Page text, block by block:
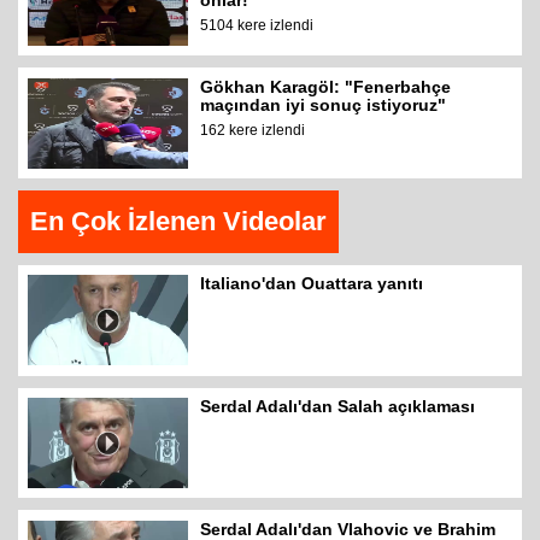
5104 kere izlendi
Gökhan Karagöl: "Fenerbahçe
maçından iyi sonuç istiyoruz"
162 kere izlendi
En Çok İzlenen Videolar
Italiano'dan Ouattara yanıtı
Serdal Adalı'dan Salah açıklaması
Serdal Adalı'dan Vlahovic ve Brahim